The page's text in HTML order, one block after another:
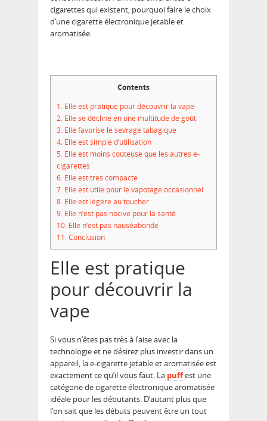
cigarettes qui existent, pourquoi faire le choix
d’une cigarette électronique jetable et
aromatisée.
Contents
1. Elle est pratique pour découvrir la vape
2. Elle se décline en une multitude de goût
3. Elle favorise le sevrage tabagique
4. Elle est simple d’utilisation
5. Elle est moins coûteuse que les autres e-
cigarettes
6. Elle est très compacte
7. Elle est utile pour le vapotage occasionnel
8. Elle est légère au toucher
9. Elle n’est pas nocive pour la santé
10. Elle n’est pas nauséabonde
11.Conclusion
Elle est pratique
pour découvrir la
vape
Si vous n’êtes pas très à l’aise avec la
technologie et ne désirez plus investir dans un
appareil, la e-cigarette jetable et aromatisée est
exactement ce qu’il vous faut. La puffest une
catégorie de cigarette électronique aromatisée
idéale pour les débutants. D’autant plus que
l’on sait que les débuts peuvent être un tout